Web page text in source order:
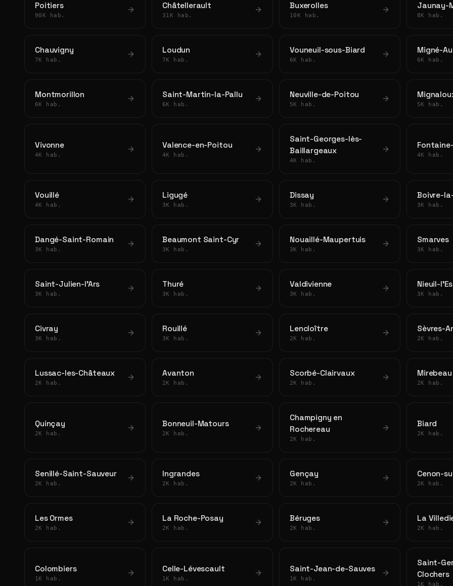
Poitiers
90K hab.
Châtellerault
31K hab.
Buxerolles
10K hab.
Jaunay-
8K hab.
Chauvigny
7K hab.
Loudun
7K hab.
Vouneuil-sous-Biard
6K hab.
Migné-
6K hab.
Montmorillon
6K hab.
Saint-Martin-la-Pallu
6K hab.
Neuville-de-Poitou
5K hab. 5K hab.
Vivonne
4K hab.
Valence-en-Poitou
4K hab.
Saint-Georges-lès-
Baillargeaux
4K hab.
4K hab.
Vouillé
4K hab.
Ligugé
3K hab.
Dissay
3K hab.
Boivre-
3K hab.
Dangé-Saint-Romain
3K hab.
Beaumont Saint-Cyr
3K hab.
Nouaillé-Maupertuis
3K hab.
Smarves
3K hab.
Saint-Julien-l'Ars
3K hab.
Thuré
3K hab.
Valdivienne
3K hab.
Nieuil-
3K hab.
Civray
3K hab.
Rouillé
3K hab.
Lencloître
2K hab.
Sèvres-
2K hab.
Lussac-les-Châteaux
2K hab.
Avanton
2K hab.
Scorbé-Clairvaux
2K hab.
Mirebeau
2K hab.
Quinçay
2K hab.
Bonneuil-Matours
2K hab.
Champigny en
Rochereau
2K hab.
Biard
2K hab.
Senillé-Saint-Sauveur
2K hab.
Ingrandes
2K hab.
Gençay
2K hab.
Cenon-
2K hab.
Les Ormes
2K hab.
La Roche-Posay
2K hab.
Béruges
2K hab.
La
2K hab.
Colombiers
1K hab.
Celle-Lévescault
1K hab.
Saint-Jean-de-Sauves
1K hab.
Saint-
Clochers
1K hab.